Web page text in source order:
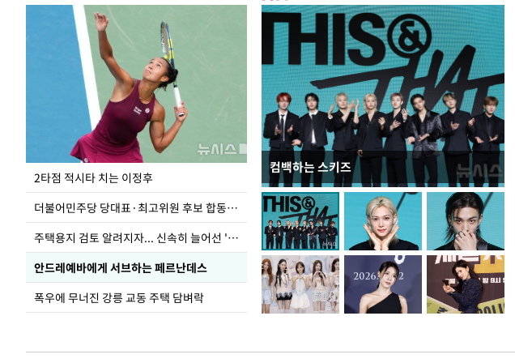
2타점 적시타 치는 이정후
더불어민주당 당대표·최고위원 후보 합동연설회
주택용지 검토 알려지자... 신속히 늘어선 '근조화환'
안드레예바에게 서브하는 페르난데스
폭우에 무너진 강릉 교동 주택 담벼락
컴백하는 스키즈
이번주 국회에는 무슨 일이? [뉴시스국회토pic]